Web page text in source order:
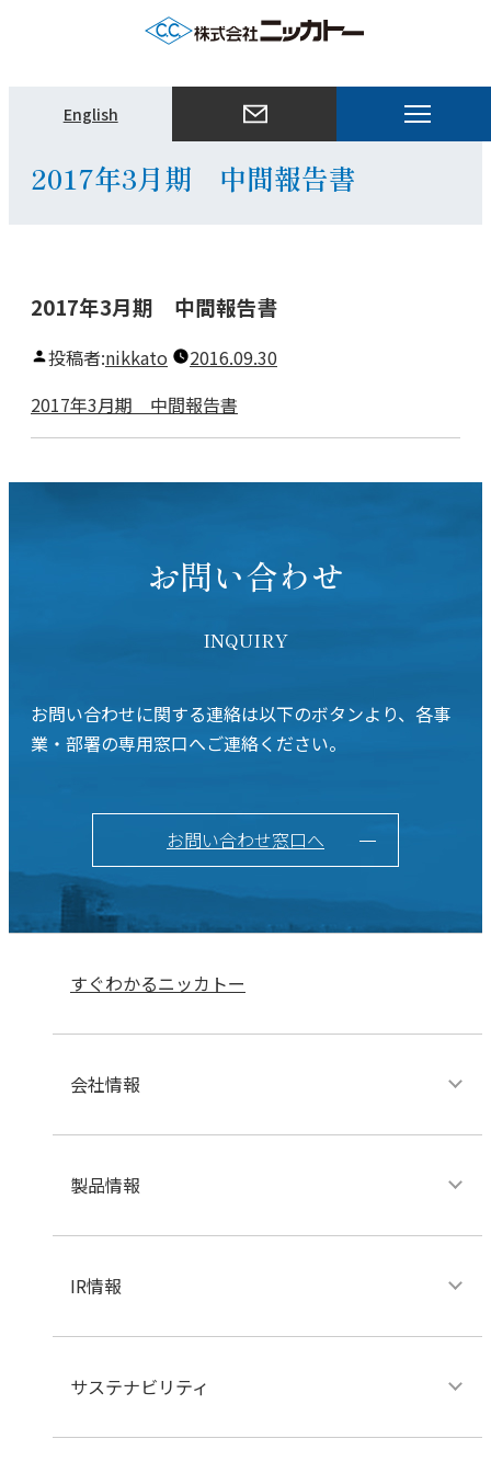
English
ュ
ー
2017年3月期 中間報告書
2017年3月期 中間報告書
投稿者:nikkato
2016.09.30
2017年3月期 中間報告書
お問い合わせ
INQUIRY
お問い合わせに関する連絡は以下のボタンより、各事
業・部署の専用窓口へご連絡ください。
お問い合わせ窓口へ
すぐわかるニッカトー
会社情報
製品情報
IR情報
サステナビリティ